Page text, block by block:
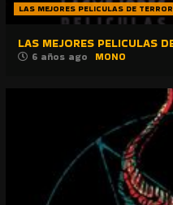
LAS MEJORES PELICULAS DE TERROR
LAS MEJORES PELICULAS
6 años ago MONO